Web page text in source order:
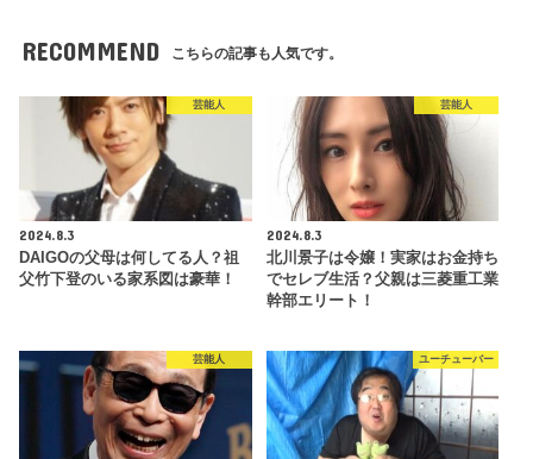
RECOMMEND こちらの記事も人気です。
芸能人
2024.8.3
DAIGOの父母は何してる人？祖
父竹下登のいる家系図は豪華！
芸能人
2024.8.3
北川景子は令嬢！実家はお金持ち
でセレブ生活？父親は三菱重工業
幹部エリート！
芸能人 ユーチューバー